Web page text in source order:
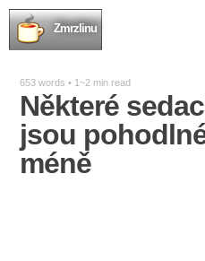
Zmrzlinu
653 words • 1~2 min read
Některé
jsou
méně